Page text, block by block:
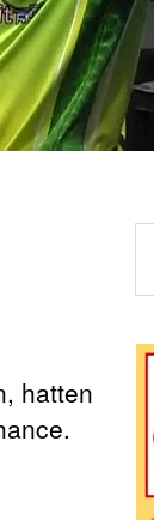
hatten